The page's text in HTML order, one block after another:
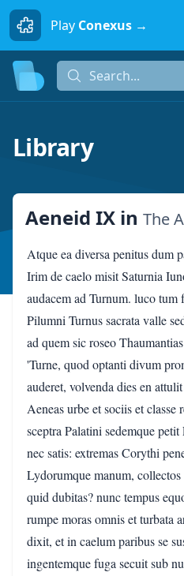
Play Conexus →
Search...
Library
Aeneid IX in The
Atque ea diversa penitus dum
Irim de caelo misit Saturnia
audacem ad Turnum. luco tum
Pilumni Turnus sacrata valle
ad quem sic roseo
'Turne, quod optanti divum
auderet, volvenda dies en
Aeneas urbe et sociis et classe
sceptra Palatini sedemque
nec satis: extremas Corythi
Lydorumque manum, collectos
quid dubitas? nunc tempus
rumpe moras omnis et turbata
dixit, et in caelum paribus se
ingentemque fuga secuit sub